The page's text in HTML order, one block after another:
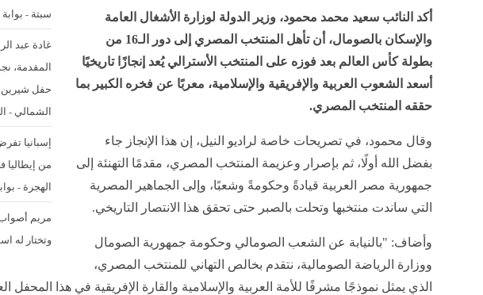
سبتة -
غادة عبد
المقدمة،
حفل شيرين
الشمالي -
إسبانيا
من
الهجرة -
مريم أصواب
وتختار له
أكد النائب سعيد محمد محمود، وزير الدولة لوزارة الأشغال العامة
والإسكان بالصومال، أن تأهل المنتخب المصري إلى دور الـ16 من
بطولة كأس العالم بعد فوزه على المنتخب الأسترالي يُعد إنجازًا تاريخيًا
أسعد الشعوب العربية والإفريقية والإسلامية، معربًا عن فخره الكبير بما
حققه المنتخب المصري.
وقال محمود، في تصريحات خاصة لراديو النيل، إن هذا الإنجاز جاء
بفضل الله أولًا، ثم بإصرار وعزيمة المنتخب المصري، مقدمًا التهنئة إلى
جمهورية مصر العربية قيادةً وحكومةً وشعبًا، وإلى الجماهير المصرية
التي ساندت منتخبها وتحلت بالصبر حتى تحقق هذا الانتصار التاريخي.
وأضاف: "بالنيابة عن الشعب الصومالي وحكومة جمهورية الصومال
ووزارة الرياضة الصومالية، نتقدم بخالص التهاني للمنتخب المصري،
الذي يمثل نموذجًا مشرفًا للأمة العربية والإسلامية والقارة الإفريقية في هذا المحفل